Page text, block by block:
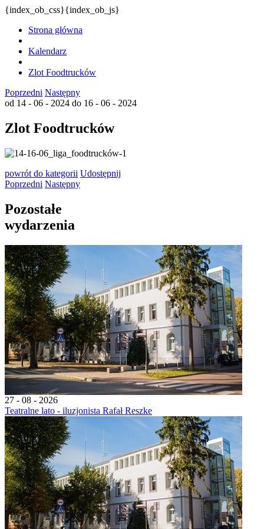
{index_ob_css}{index_ob_js}
Strona główna
Kalendarz
Zlot Foodtrucków
Poprzedni Następny
od 14 - 06 - 2024 do 16 - 06 - 2024
Zlot Foodtrucków
powrót do kategorii Udostępnij
Poprzedni Następny
Pozostałe
wydarzenia
27 - 08 - 2026
Teatralne lato - iluzjonista Rafał Reszke